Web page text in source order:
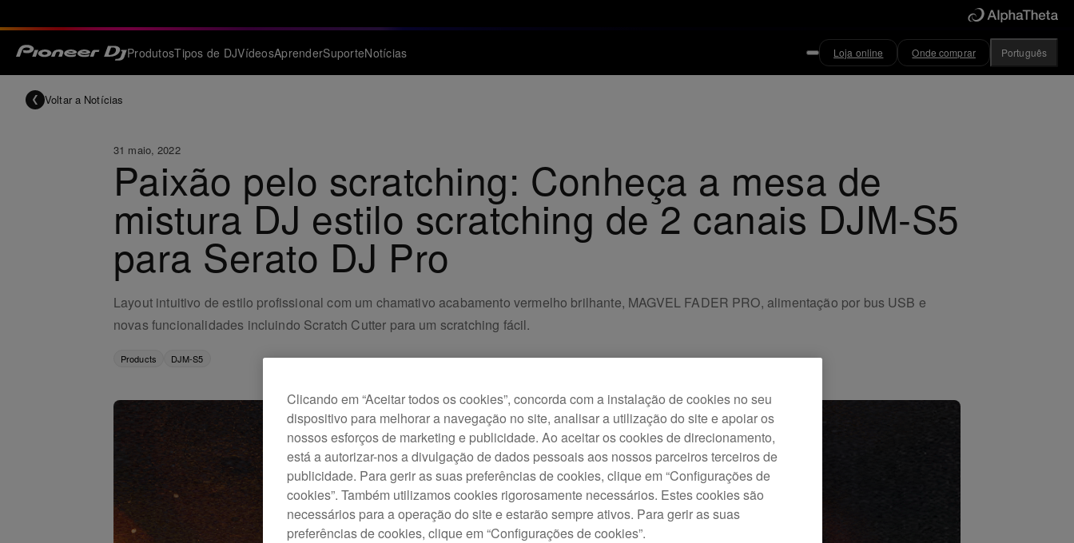
ProdutosTipos de DJVídeosAprenderSuporteNotícias Loja online Onde comprar Português
Voltar a Notícias
31 maio, 2022
Paixão pelo scratching: Conheça a mesa de
mistura DJ estilo scratching de 2 canais DJM-S5
para Serato DJ Pro
Layout intuitivo de estilo profissional com um chamativo acabamento vermelho brilhante, MAGVEL FADER PRO, alimentação por bus USB e
novas funcionalidades incluindo Scratch Cutter para um scratching fácil.
Products DJM-S5
Clicando em “Aceitar todos os cookies”, concorda com a instalação de cookies no seu
dispositivo para melhorar a navegação no site, analisar a utilização do site e apoiar os
nossos esforços de marketing e publicidade. Ao aceitar os cookies de direcionamento,
está a autorizar-nos a divulgação de dados pessoais aos nossos parceiros terceiros de
publicidade. Para gerir as suas preferências de cookies, clique em “Configurações de
cookies”. Também utilizamos cookies rigorosamente necessários. Estes cookies são
necessários para a operação do site e estarão sempre ativos. Para gerir as suas
preferências de cookies, clique em “Configurações de cookies”.